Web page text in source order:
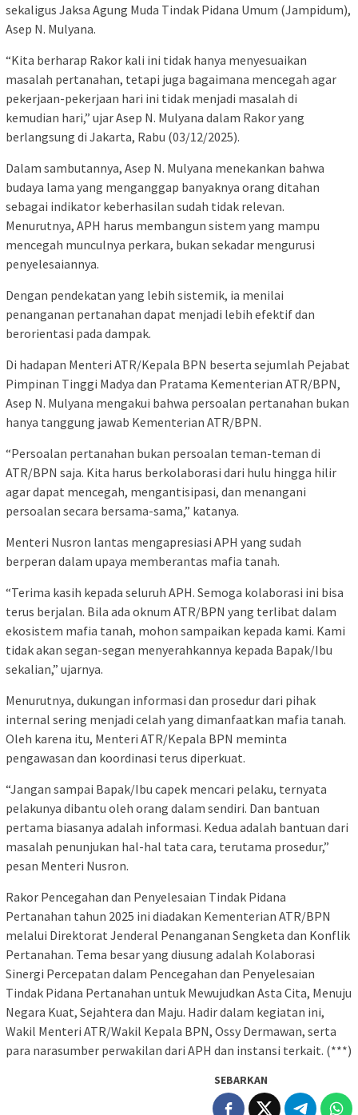
sekaligus Jaksa Agung Muda Tindak Pidana Umum (Jampidum),
Asep N. Mulyana.
“Kita berharap Rakor kali ini tidak hanya menyesuaikan
masalah pertanahan, tetapi juga bagaimana mencegah agar
pekerjaan-pekerjaan hari ini tidak menjadi masalah di
kemudian hari,” ujar Asep N. Mulyana dalam Rakor yang
berlangsung di Jakarta, Rabu (03/12/2025).
Dalam sambutannya, Asep N. Mulyana menekankan bahwa
budaya lama yang menganggap banyaknya orang ditahan
sebagai indikator keberhasilan sudah tidak relevan.
Menurutnya, APH harus membangun sistem yang mampu
mencegah munculnya perkara, bukan sekadar mengurusi
penyelesaiannya.
Dengan pendekatan yang lebih sistemik, ia menilai
penanganan pertanahan dapat menjadi lebih efektif dan
berorientasi pada dampak.
Di hadapan Menteri ATR/Kepala BPN beserta sejumlah Pejabat
Pimpinan Tinggi Madya dan Pratama Kementerian ATR/BPN,
Asep N. Mulyana mengakui bahwa persoalan pertanahan bukan
hanya tanggung jawab Kementerian ATR/BPN.
“Persoalan pertanahan bukan persoalan teman-teman di
ATR/BPN saja. Kita harus berkolaborasi dari hulu hingga hilir
agar dapat mencegah, mengantisipasi, dan menangani
persoalan secara bersama-sama,” katanya.
Menteri Nusron lantas mengapresiasi APH yang sudah
berperan dalam upaya memberantas mafia tanah.
“Terima kasih kepada seluruh APH. Semoga kolaborasi ini bisa
terus berjalan. Bila ada oknum ATR/BPN yang terlibat dalam
ekosistem mafia tanah, mohon sampaikan kepada kami. Kami
tidak akan segan-segan menyerahkannya kepada Bapak/Ibu
sekalian,” ujarnya.
Menurutnya, dukungan informasi dan prosedur dari pihak
internal sering menjadi celah yang dimanfaatkan mafia tanah.
Oleh karena itu, Menteri ATR/Kepala BPN meminta
pengawasan dan koordinasi terus diperkuat.
“Jangan sampai Bapak/Ibu capek mencari pelaku, ternyata
pelakunya dibantu oleh orang dalam sendiri. Dan bantuan
pertama biasanya adalah informasi. Kedua adalah bantuan dari
masalah penunjukan hal-hal tata cara, terutama prosedur,”
pesan Menteri Nusron.
Rakor Pencegahan dan Penyelesaian Tindak Pidana
Pertanahan tahun 2025 ini diadakan Kementerian ATR/BPN
melalui Direktorat Jenderal Penanganan Sengketa dan Konflik
Pertanahan. Tema besar yang diusung adalah Kolaborasi
Sinergi Percepatan dalam Pencegahan dan Penyelesaian
Tindak Pidana Pertanahan untuk Mewujudkan Asta Cita, Menuju
Negara Kuat, Sejahtera dan Maju. Hadir dalam kegiatan ini,
Wakil Menteri ATR/Wakil Kepala BPN, Ossy Dermawan, serta
para narasumber perwakilan dari APH dan instansi terkait. (***)
SEBARKAN